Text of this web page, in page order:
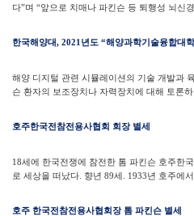
다”며 “앞으로 치매나 파킨슨 등 퇴행성 뇌신
한국해양대, 2021년도 “해양과학기술융합대
해양 디지털 관련 시뮬레이션의 기술 개발과
슨 환자의 보조장치나 자력장치에 대해 토론
호주한국전참전용사협회 회장 별세
18세에 한국전쟁에 참전한 톰 파킨슨 호주한
로 세상을 떠났다. 향년 89세. 1933년 호주에
호주 한국전참전용사협회장 톰 파킨슨 별세